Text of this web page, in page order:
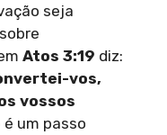
seja
Atos 3:19 diz:
vos,
vossos
é um passo